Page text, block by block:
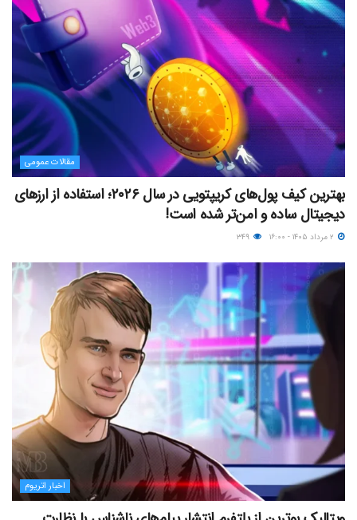
مقالات عمومی
بهترین کیف پول‌های کریپتویی در سال ۲۰۲۶؛ استفاده از ارزهای
دیجیتال ساده و امن‌تر شده است!
اخبار اتریوم